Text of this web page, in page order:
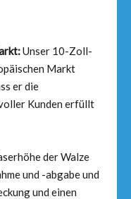
Unser 10-Zoll-
Markt
er die
Kunden erfüllt
der Walze
und -abgabe und
und einen